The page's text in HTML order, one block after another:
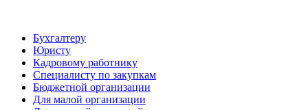
Бухгалтеру
Юристу
Кадровому работнику
Специалисту по закупкам
Бюджетной организации
Для малой организации